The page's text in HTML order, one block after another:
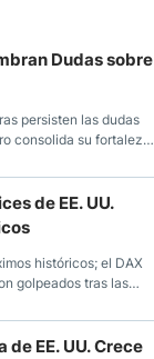
Dudas sobre
persisten las dudas
consolida su fortaleza
desde Estados
de EE. UU.
históricos; el DAX
golpeados tras las
los $80 con nuevas
estabilizarse frente al
caen en EE. UU.
EE. UU. Crece